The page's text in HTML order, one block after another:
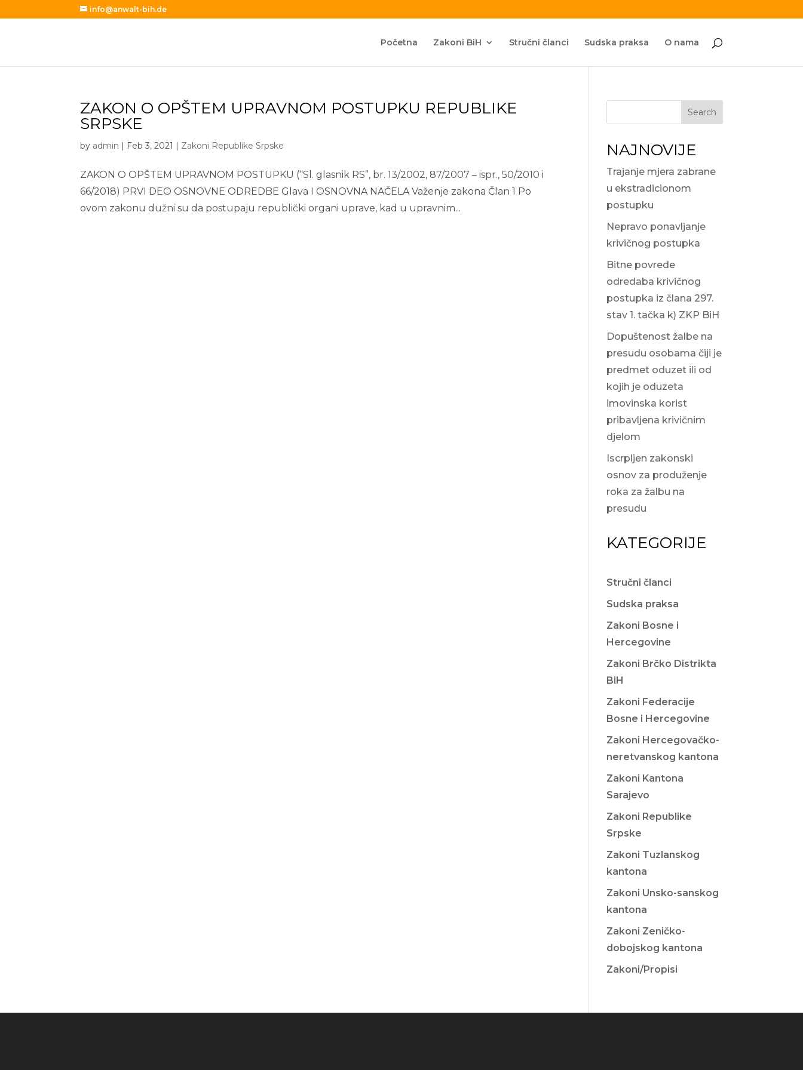
info@anwalt-bih.de
Početna Zakoni BiH Stručni članci Sudska praksa O nama
ZAKON O OPŠTEM UPRAVNOM POSTUPKU REPUBLIKE
SRPSKE
by admin | Feb 3, 2021 | Zakoni Republike Srpske
ZAKON O OPŠTEM UPRAVNOM POSTUPKU (“Sl. glasnik RS”, br. 13/2002, 87/2007 – ispr., 50/2010 i
66/2018) PRVI DEO OSNOVNE ODREDBE Glava I OSNOVNA NAČELA Važenje zakona Član 1 Po
ovom zakonu dužni su da postupaju republički organi uprave, kad u upravnim...
Search
NAJNOVIJE
Trajanje mjera zabrane
u ekstradicionom
postupku
Nepravo ponavljanje
krivičnog postupka
Bitne povrede
odredaba krivičnog
postupka iz člana 297.
stav 1. tačka k) ZKP BiH
Dopuštenost žalbe na
presudu osobama čiji je
predmet oduzet ili od
kojih je oduzeta
imovinska korist
pribavljena krivičnim
djelom
Iscrpljen zakonski
osnov za produženje
roka za žalbu na
presudu
KATEGORIJE
Stručni članci
Sudska praksa
Zakoni Bosne i
Hercegovine
Zakoni Brčko Distrikta
BiH
Zakoni Federacije
Bosne i Hercegovine
Zakoni Hercegovačko-
neretvanskog kantona
Zakoni Kantona
Sarajevo
Zakoni Republike
Srpske
Zakoni Tuzlanskog
kantona
Zakoni Unsko-sanskog
kantona
Zakoni Zeničko-
dobojskog kantona
Zakoni/Propisi